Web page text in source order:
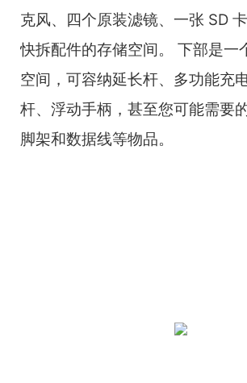
克风、四个原装滤镜、一张 SD
快拆配件的存储空间。 下部是一
空间，可容纳延长杆、多功能充
杆、浮动手柄，甚至您可能需要
脚架和数据线等物品。